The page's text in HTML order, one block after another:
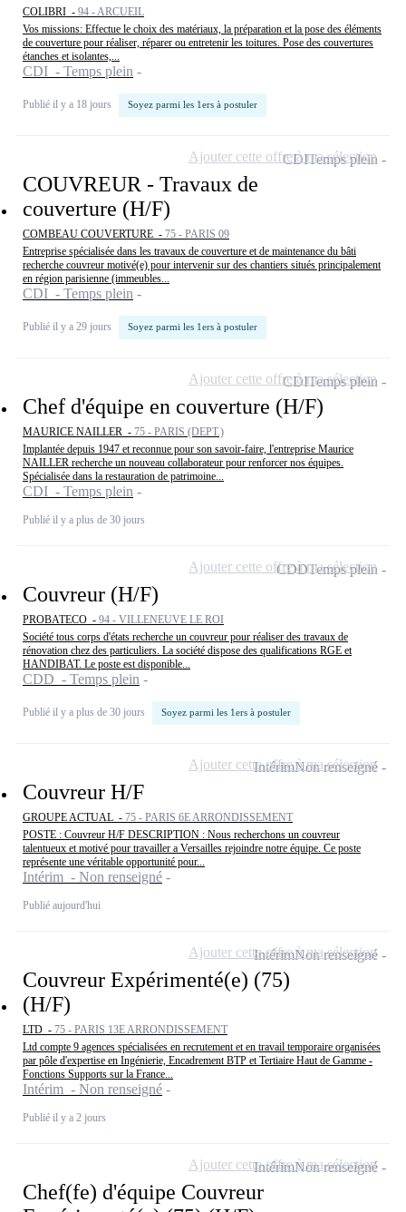
COLIBRI - 94 - ARCUEIL
Vos missions: Effectue le choix des matériaux, la préparation et la pose des éléments
de couverture pour réaliser, réparer ou entretenir les toitures. Pose des couvertures
étanches et isolantes,...
CDI - Temps plein
Publié il y a 18 jours Soyez parmi les 1ers à postuler
COUVREUR - Travaux de
couverture (H/F)
COMBEAU COUVERTURE - 75 - PARIS 09
Entreprise spécialisée dans les travaux de couverture et de maintenance du bâti
recherche couvreur motivé(e) pour intervenir sur des chantiers situés principalement
en région parisienne (immeubles...
CDI - Temps plein
Publié il y a 29 jours Soyez parmi les 1ers à postuler
CDITemps plein
Ajouter cette offre à ma sélection
Chef d'équipe en couverture (H/F)
MAURICE NAILLER - 75 - PARIS (DEPT.)
Implantée depuis 1947 et reconnue pour son savoir-faire, l'entreprise Maurice
NAILLER recherche un nouveau collaborateur pour renforcer nos équipes.
Spécialisée dans la restauration de patrimoine...
CDI - Temps plein
Publié il y a plus de 30 jours
CDITemps plein
Ajouter cette offre à ma sélection
Couvreur (H/F)
PROBATECO - 94 - VILLENEUVE LE ROI
Société tous corps d'états recherche un couvreur pour réaliser des travaux de
rénovation chez des particuliers. La société dispose des qualifications RGE et
HANDIBAT. Le poste est disponible...
CDD - Temps plein
Publié il y a plus de 30 jours Soyez parmi les 1ers à postuler
CDDTemps plein
Ajouter cette offre à ma sélection
Couvreur H/F
GROUPE ACTUAL - 75 - PARIS 6E ARRONDISSEMENT
POSTE : Couvreur H/F DESCRIPTION : Nous recherchons un couvreur
talentueux et motivé pour travailler a Versailles rejoindre notre équipe. Ce poste
représente une véritable opportunité pour...
Intérim - Non renseigné
Publié aujourd'hui
IntérimNon renseigné
Ajouter cette offre à ma sélection
Couvreur Expérimenté(e) (75)
(H/F)
LTD - 75 - PARIS 13E ARRONDISSEMENT
Ltd compte 9 agences spécialisées en recrutement et en travail temporaire organisées
par pôle d'expertise en Ingénierie, Encadrement BTP et Tertiaire Haut de Gamme -
Fonctions Supports sur la France...
Intérim - Non renseigné
Publié il y a 2 jours
IntérimNon renseigné
Ajouter cette offre à ma sélection
Chef(fe) d'équipe Couvreur
IntérimNon renseigné
Ajouter cette offre à ma sélection